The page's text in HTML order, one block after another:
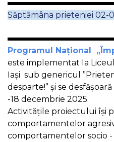
Săptămâna prieteniei 02-
Programul Național
este implementat la
Iași sub genericul
desparte!” și se
-18 decembrie 2025.
Activitățile proiectului își
comportamentelor
comportamentelor socio